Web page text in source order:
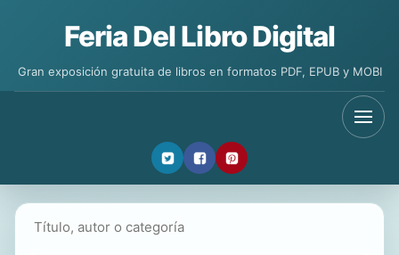
Feria Del Libro Digital
Gran exposición gratuita de libros en formatos PDF, EPUB y MOBI